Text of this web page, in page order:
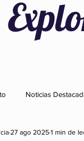
Noticias
Vida Sana
27 ago 20251 min de